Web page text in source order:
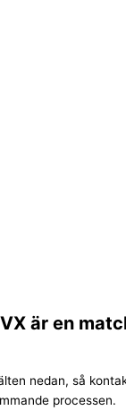
är en
nedan, så
processen.